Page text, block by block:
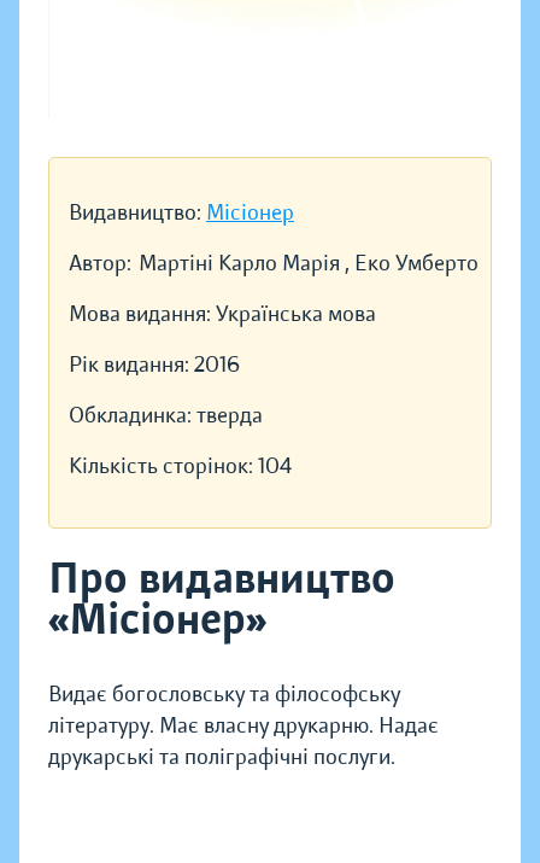
Видавництво: Місіонер
Автор: Мартіні Карло Марія , Еко Умберто
Мова видання: Українська мова
Рік видання: 2016
Обкладинка: тверда
Кількість сторінок: 104
Про видавництво
«Місіонер»
Видає богословську та філософську
літературу. Має власну друкарню. Надає
друкарські та поліграфічні послуги.